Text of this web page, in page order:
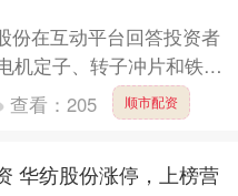
份在互动平台回答投资者
机定子、转子冲片和铁芯
船舶配套、风力发电、轨
查看： 205 顺市配资
华纺股份涨停，上榜营